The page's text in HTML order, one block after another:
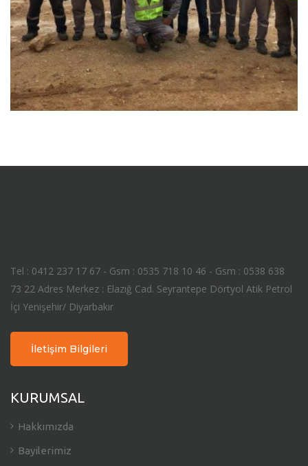
Tel : 0412 237 17 67 - Gsm : 0535 718 10 46 - Gsm : 0538 638
73 22 Adres Merkez : Elazığ Cad. Seyrantepe Dörtyol Atik Petrol
İçi Yenişehir/ Diyarbakır
İletişim Bilgileri
KURUMSAL
Hakkımızda
Bayilerimiz